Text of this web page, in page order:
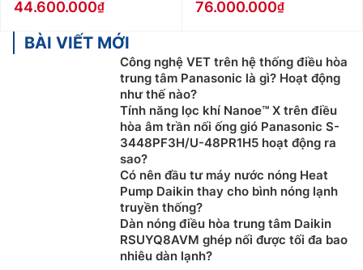
44.600.000 76.000.000
BÀI VIẾT MỚI
Công nghệ VET trên hệ thống điều hòa
trung tâm Panasonic là gì? Hoạt động
như thế nào?
Tính năng lọc khí Nanoe™ X trên điều
hòa âm trần nối ống gió Panasonic S-
3448PF3H/U-48PR1H5 hoạt động ra
sao?
Có nên đầu tư máy nước nóng Heat
Pump Daikin thay cho bình nóng lạnh
truyền thống?
Dàn nóng điều hòa trung tâm Daikin
RSUYQ8AVM ghép nối được tối đa bao
nhiêu dàn lạnh?